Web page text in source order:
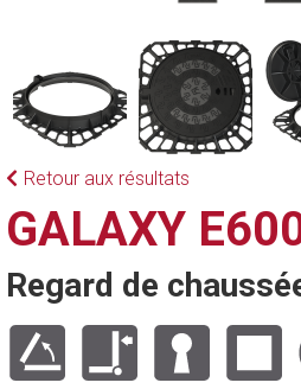
Retour aux résultats
GALAXY
Regard de